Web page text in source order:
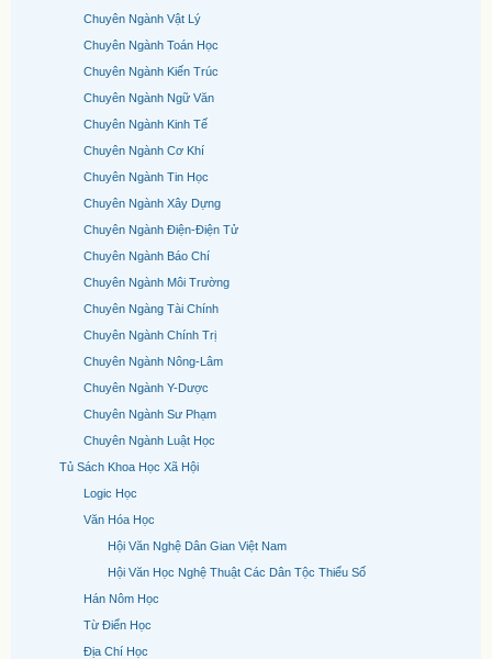
Chuyên Ngành Vật Lý
Chuyên Ngành Toán Học
Chuyên Ngành Kiến Trúc
Chuyên Ngành Ngữ Văn
Chuyên Ngành Kinh Tế
Chuyên Ngành Cơ Khí
Chuyên Ngành Tin Học
Chuyên Ngành Xây Dựng
Chuyên Ngành Điện-Điện Tử
Chuyên Ngành Báo Chí
Chuyên Ngành Môi Trường
Chuyên Ngàng Tài Chính
Chuyên Ngành Chính Trị
Chuyên Ngành Nông-Lâm
Chuyên Ngành Y-Dược
Chuyên Ngành Sư Phạm
Chuyên Ngành Luật Học
Tủ Sách Khoa Học Xã Hội
Logic Học
Văn Hóa Học
Hội Văn Nghệ Dân Gian Việt Nam
Hội Văn Học Nghệ Thuật Các Dân Tộc Thiểu Số
Hán Nôm Học
Từ Điển Học
Địa Chí Học